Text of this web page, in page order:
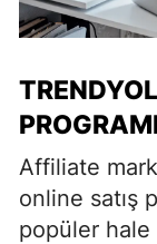
Affiliate
online satış
popüler